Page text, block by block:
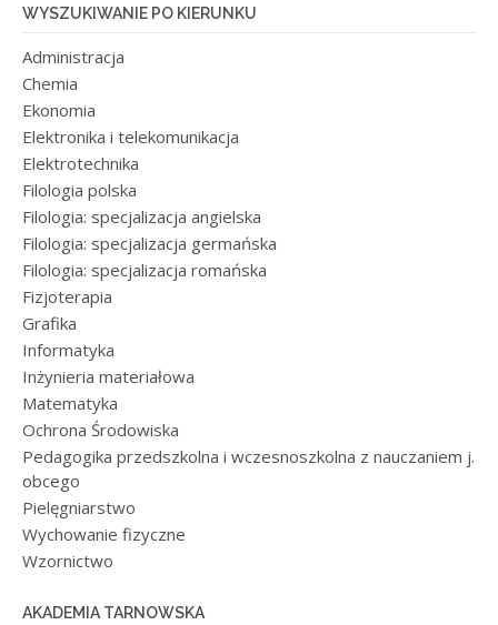
WYSZUKIWANIE PO KIERUNKU
Administracja
Chemia
Ekonomia
Elektronika i telekomunikacja
Elektrotechnika
Filologia polska
Filologia: specjalizacja angielska
Filologia: specjalizacja germańska
Filologia: specjalizacja romańska
Fizjoterapia
Grafika
Informatyka
Inżynieria materiałowa
Matematyka
Ochrona Środowiska
Pedagogika przedszkolna i wczesnoszkolna z nauczaniem j.
obcego
Pielęgniarstwo
Wychowanie fizyczne
Wzornictwo
AKADEMIA TARNOWSKA